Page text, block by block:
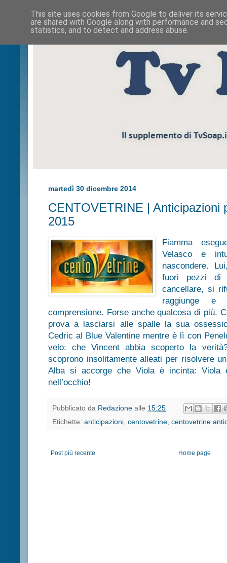
martedì 30 dicembre 2014
CENTOVETRINE | Anticipazioni
2015
Fiamma
Velasco e
nascondere.
fuori pezzi di
cancellare, si
raggiunge e
comprensione. Forse anche qualcosa di più.
prova a lasciarsi alle spalle la sua
Cedric al Blue Valentine mentre è lì con
velo: che Vincent abbia scoperto la
scoprono insolitamente alleati per risolvere
Alba si accorge che Viola è incinta: Viola
nell’occhio!
Pubblicato da Redazione alle 15:25
Etichette: anticipazioni centovetrine centovetrine
Post più recente Home page
This site uses cookies from Google to deliver its
are shared with Google along with performance and
statistics, and to detect and address abuse.